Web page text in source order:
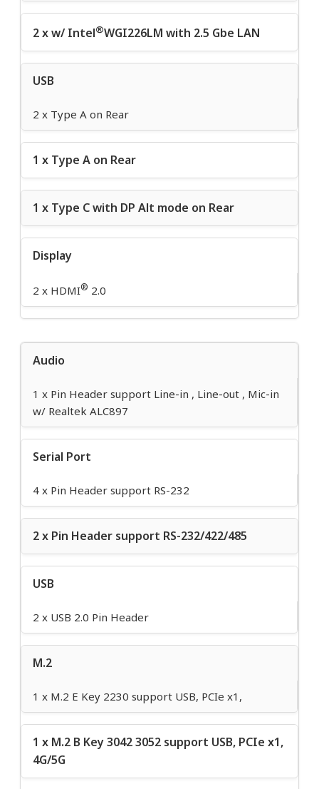
2 x w/ Intel®WGI226LM with 2.5 Gbe LAN
USB
2 x Type A on Rear
1 x Type A on Rear
1 x Type C with DP Alt mode on Rear
Display
2 x HDMI® 2.0
Audio
1 x Pin Header support Line-in , Line-out , Mic-in
w/ Realtek ALC897
Serial Port
4 x Pin Header support RS-232
2 x Pin Header support RS-232/422/485
USB
2 x USB 2.0 Pin Header
M.2
1 x M.2 E Key 2230 support USB, PCIe x1,
1 x M.2 B Key 3042 3052 support USB, PCIe x1,
4G/5G